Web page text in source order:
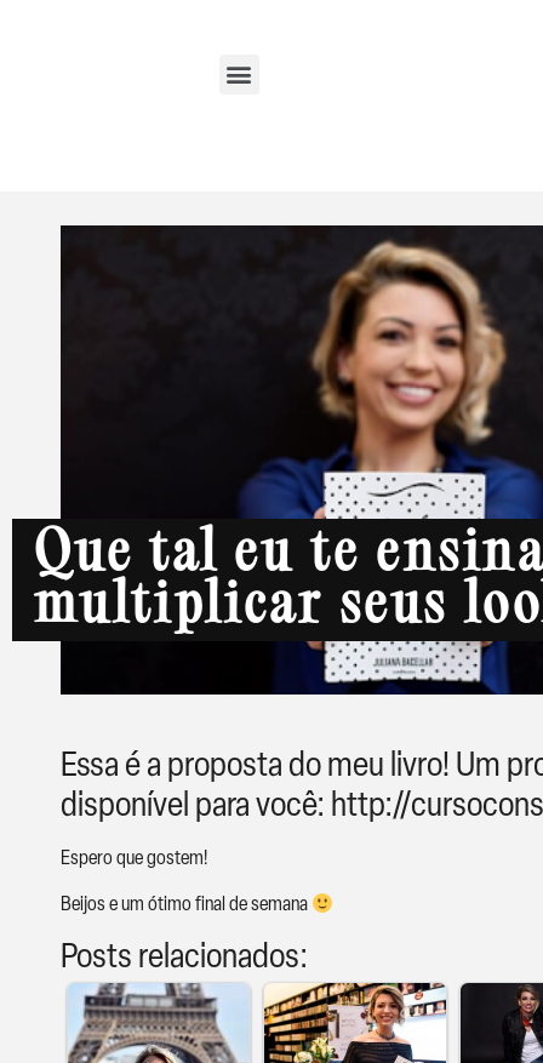
Que tal eu te
multiplicar seus
Essa é a proposta do meu livro! Um
disponível para você: http://
Espero que gostem!
Beijos e um ótimo final de semana
Posts relacionados: